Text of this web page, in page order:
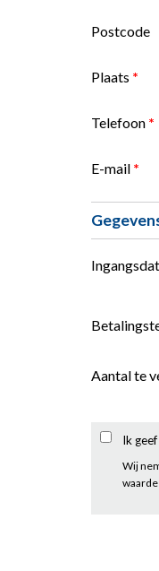
Postcode
Plaats *
Telefoon *
E-mail *
Aantal te
Ik
Wij
waarde